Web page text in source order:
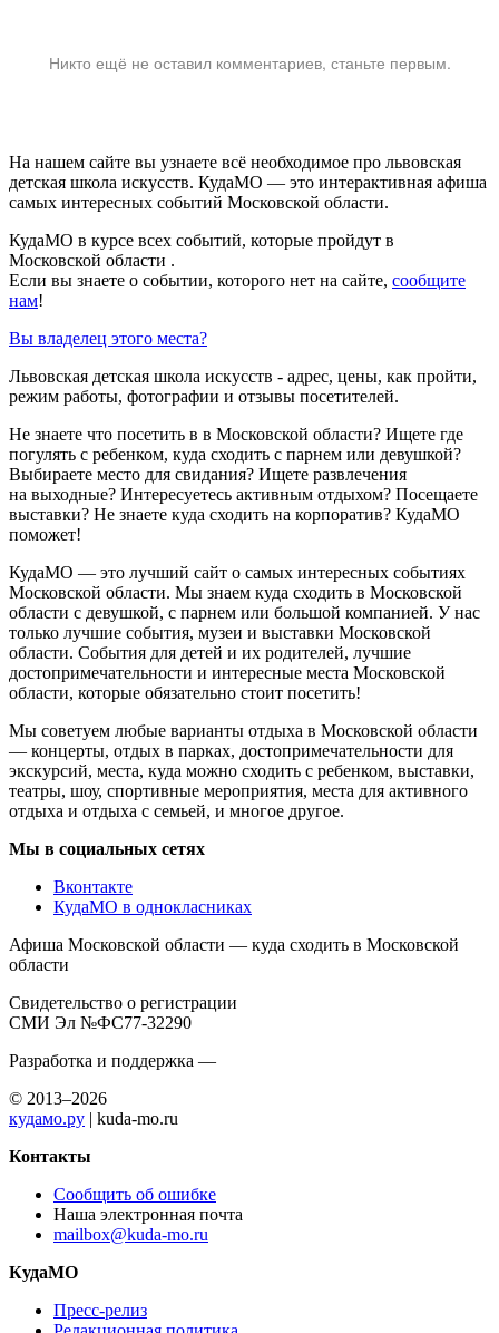
Никто ещё не оставил комментариев, станьте первым.
На нашем сайте вы узнаете всё необходимое про львовская
детская школа искусств. КудаМО — это интерактивная афиша
самых интересных событий Московской области.
КудаМО в курсе всех событий, которые пройдут в
Московской области .
Если вы знаете о событии, которого нет на сайте, сообщите
нам!
Вы владелец этого места?
Львовская детская школа искусств - адрес, цены, как пройти,
режим работы, фотографии и отзывы посетителей.
Не знаете что посетить в в Московской области? Ищете где
погулять с ребенком, куда сходить с парнем или девушкой?
Выбираете место для свидания? Ищете развлечения
на выходные? Интересуетесь активным отдыхом? Посещаете
выставки? Не знаете куда сходить на корпоратив? КудаМО
поможет!
КудаМО — это лучший сайт о самых интересных событиях
Московской области. Мы знаем куда сходить в Московской
области с девушкой, с парнем или большой компанией. У нас
только лучшие события, музеи и выставки Московской
области. События для детей и их родителей, лучшие
достопримечательности и интересные места Московской
области, которые обязательно стоит посетить!
Мы советуем любые варианты отдыха в Московской области
— концерты, отдых в парках, достопримечательности для
экскурсий, места, куда можно сходить с ребенком, выставки,
театры, шоу, спортивные мероприятия, места для активного
отдыха и отдыха с семьей, и многое другое.
Мы в социальных сетях
Вконтакте
КудаМО в однокласниках
Афиша Московской области — куда сходить в Московской
области
Свидетельство о регистрации
СМИ Эл №ФС77-32290
Разработка и поддержка —
© 2013–2026
кудамо.ру | kuda-mo.ru
Контакты
Сообщить об ошибке
Наша электронная почта
mailbox@kuda-mo.ru
КудаМО
Пресс-релиз